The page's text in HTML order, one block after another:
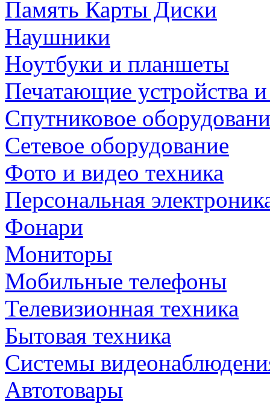
Память Карты Диски
Наушники
Ноутбуки и планшеты
Печатающие устройства
Спутниковое
Сетевое оборудование
Фото и видео техника
Персональная
Фонари
Мониторы
Мобильные телефоны
Телевизионная техника
Бытовая техника
Cистемы
Автотовары